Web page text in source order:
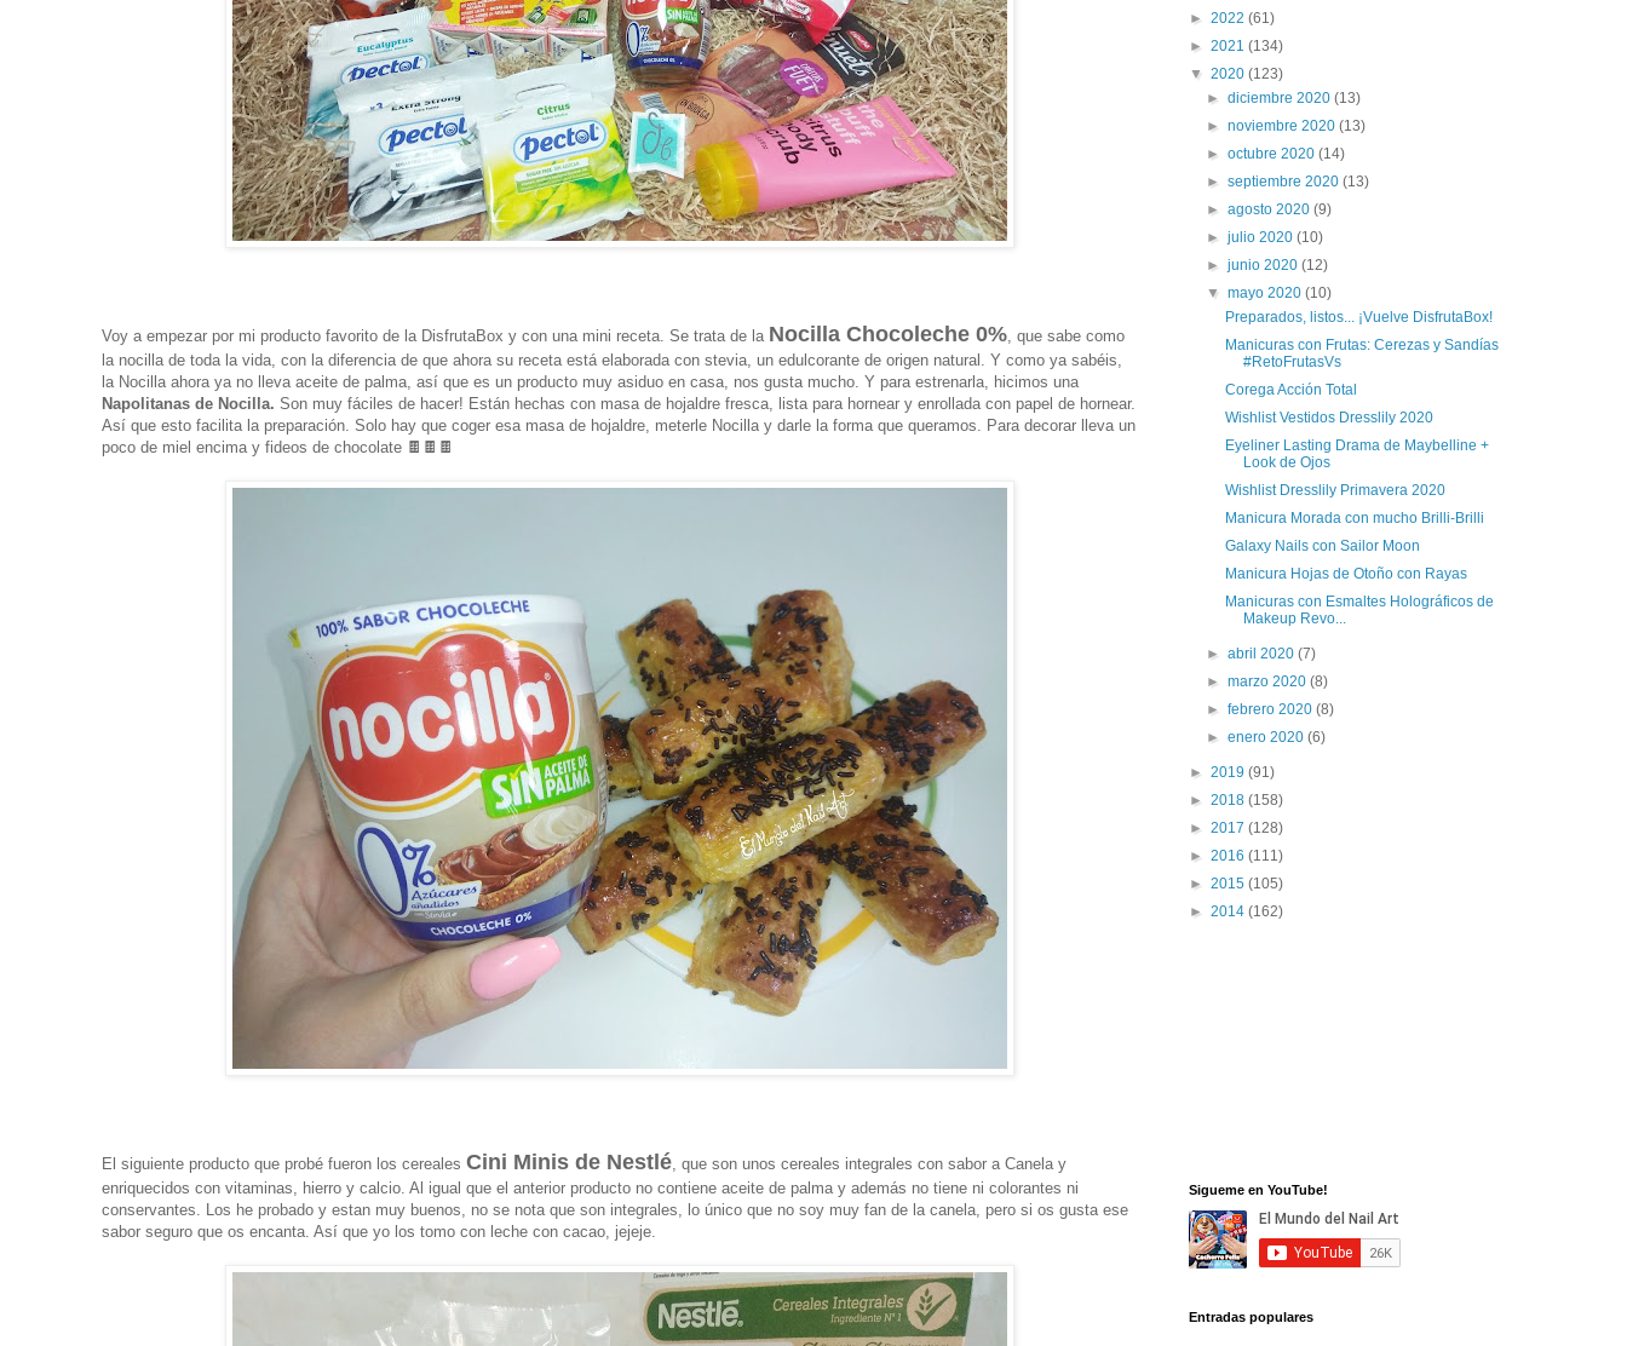
Voy a empezar por mi producto favorito de la DisfrutaBox y con una mini receta. Se trata de la Nocilla Chocoleche 0% , que sabe como
la nocilla de toda la vida, con la diferencia de que ahora su receta está elaborada con stevia, un edulcorante de origen natural. Y como ya sabéis,
la Nocilla ahora ya no lleva aceite de palma, así que es un producto muy asiduo en casa, nos gusta mucho. Y para estrenarla, hicimos una
Napolitanas de Nocilla. Son muy fáciles de hacer! Están hechas con masa de hojaldre fresca, lista para hornear y enrollada con papel de hornear.
Así que esto facilita la preparación. Solo hay que coger esa masa de hojaldre, meterle Nocilla y darle la forma que queramos. Para decorar lleva un
poco de miel encima y fideos de chocolate 🍫🍫🍫
El siguiente producto que probé fueron los cereales Cini Minis de Nestlé , que son unos cereales integrales con sabor a Canela y
enriquecidos con vitaminas, hierro y calcio. Al igual que el anterior producto no contiene aceite de palma y además no tiene ni colorantes ni
conservantes. Los he probado y estan muy buenos, no se nota que son integrales, lo único que no soy muy fan de la canela, pero si os gusta ese
sabor seguro que os encanta. Así que yo los tomo con leche con cacao, jejeje.
► 2022 (61)
► 2021 (134)
▼ 2020 (123)
►diciembre 2020(13)
►noviembre 2020(13)
►octubre 2020(14)
►septiembre 2020(13)
►agosto 2020(9)
►julio 2020(10)
►junio 2020(12)
▼mayo 2020(10)
Preparados, listos... ¡Vuelve DisfrutaBox!
Manicuras con Frutas: Cerezas y Sandías
#RetoFrutasVs
Corega Acción Total
Wishlist Vestidos Dresslily 2020
Eyeliner Lasting Drama de Maybelline +
Look de Ojos
Wishlist Dresslily Primavera 2020
Manicura Morada con mucho Brilli-Brilli
Galaxy Nails con Sailor Moon
Manicura Hojas de Otoño con Rayas
Manicuras con Esmaltes Holográficos de
Makeup Revo...
►abril 2020(7)
►marzo 2020(8)
►febrero 2020(8)
►enero 2020(6)
► 2019 (91)
► 2018 (158)
► 2017 (128)
► 2016 (111)
► 2015 (105)
► 2014 (162)
Sigueme en YouTube!
Entradas populares